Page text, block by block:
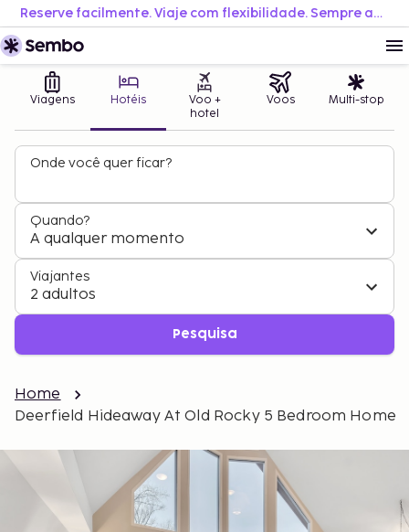
Reserve facilmente. Viaje com flexibilidade. Sempre ao melhor preço.
Viagens Hotéis
Voo +
hotel
Voos Multi-stop
Onde você quer ficar?
Quando?
A qualquer momento
Viajantes
2 adultos
Pesquisa
Home
Deerfield Hideaway At Old Rocky 5 Bedroom Home